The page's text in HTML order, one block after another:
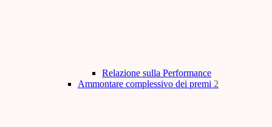
Relazione sulla Performance
Ammontare complessivo dei premi 2